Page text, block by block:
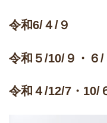
令和6/４/９
令和５/10/９・６/
令和４/12/7・10/